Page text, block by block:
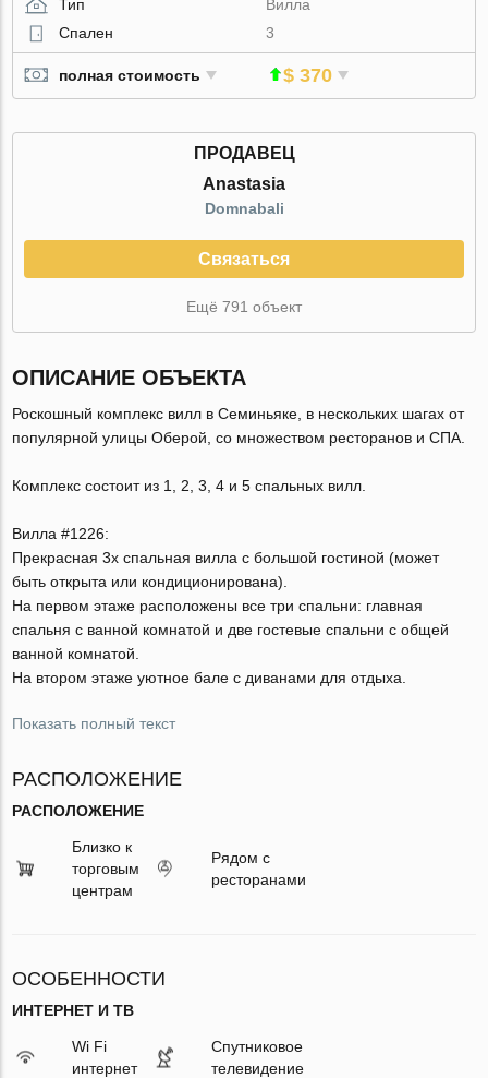
Тип
Вилла
Спален
3
полная стоимость $ 370
ПРОДАВЕЦ
Anastasia
Domnabali
Связаться
Ещё 791 объект
ОПИСАНИЕ ОБЪЕКТА
Роскошный комплекс вилл в Семиньяке, в нескольких шагах от
популярной улицы Оберой, со множеством ресторанов и СПА.
Комплекс состоит из 1, 2, 3, 4 и 5 спальных вилл.
Вилла #1226:
Прекрасная 3х спальная вилла с большой гостиной (может
быть открыта или кондиционирована).
На первом этаже расположены все три спальни: главная
спальня с ванной комнатой и две гостевые спальни с общей
ванной комнатой.
На втором этаже уютное бале с диванами для отдыха.
Показать полный текст
РАСПОЛОЖЕНИЕ
РАСПОЛОЖЕНИЕ
Близко к
торговым
центрам
Рядом с
ресторанами
ОСОБЕННОСТИ
ИНТЕРНЕТ И ТВ
Wi Fi
интернет
Спутниковое
телевидение